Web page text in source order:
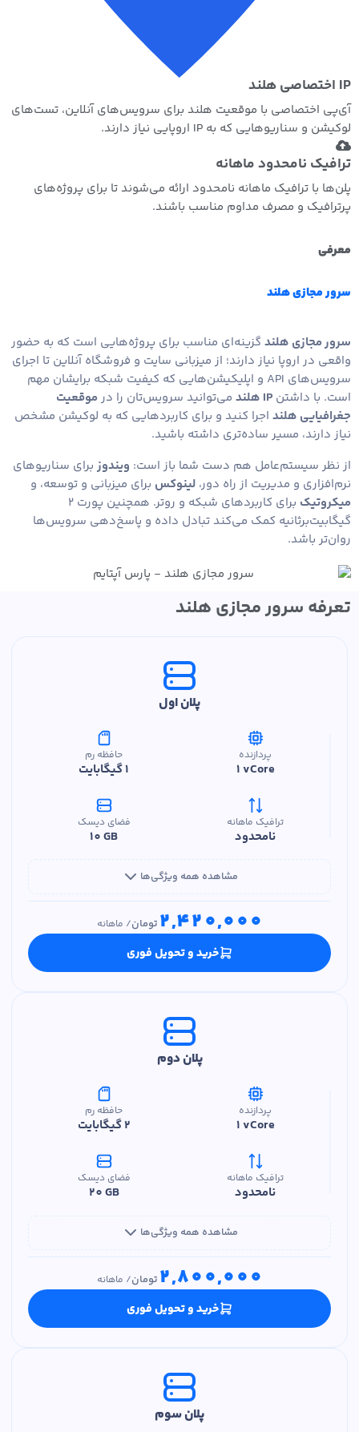
IP اختصاصی هلند
آی‌پی اختصاصی با موقعیت هلند برای سرویس‌های آنلاین، تست‌های
لوکیشن و سناریوهایی که به IP اروپایی نیاز دارند.
ترافیک نامحدود ماهانه
پلن‌ها با ترافیک ماهانه نامحدود ارائه می‌شوند تا برای پروژه‌های
پرترافیک و مصرف مداوم مناسب باشند.
معرفی
سرور مجازی هلند
سرور مجازی هلند گزینه‌ای مناسب برای پروژه‌هایی است که به حضور
واقعی در اروپا نیاز دارند؛ از میزبانی سایت و فروشگاه آنلاین تا اجرای
سرویس‌های API و اپلیکیشن‌هایی که کیفیت شبکه برایشان مهم
است. با داشتن
می‌توانید سرویس‌تان را در موقعیت
جغرافیایی هلند اجرا کنید و برای کاربردهایی که به لوکیشن مشخص
نیاز دارند، مسیر ساده‌تری داشته باشید.
از نظر سیستم‌عامل هم دست شما باز است: ویندوز برای سناریوهای
نرم‌افزاری و مدیریت از راه دور، لینوکس برای میزبانی و توسعه، و
میکروتیک
برای کاربردهای شبکه و روتر. همچنین پورت ۲
گیگابیت‌برثانیه کمک می‌کند تبادل داده و پاسخ‌دهی سرویس‌ها
روان‌تر باشد.
تعرفه سرور مجازی هلند
پلان اول
پردازنده
1 vCore
حافظه رم
1 گیگابایت
ترافیک ماهانه
نامحدود
فضای دیسک
10 GB
مشاهده همه ویژگی‌ها
2,420,000 تومان/ ماهانه
خرید و تحویل فوری
پلان دوم
پردازنده
1 vCore
حافظه رم
2 گیگابایت
ترافیک ماهانه
نامحدود
فضای دیسک
20 GB
مشاهده همه ویژگی‌ها
2,800,000 تومان/ ماهانه
خرید و تحویل فوری
پلان سوم